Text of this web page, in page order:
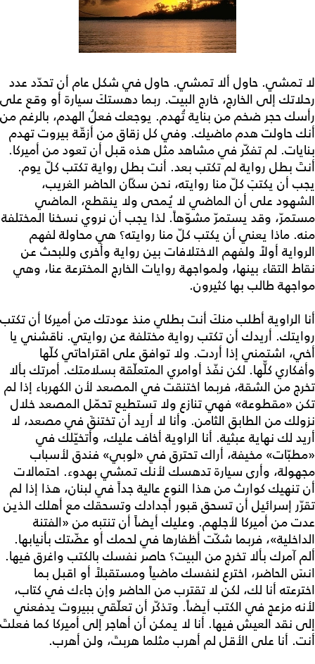
لا تمشي. حاول ألا تمشي. حاول في شكل عام أن تحدّد عدد
رحلاتك إلى الخارج، خارج البيت. ربما دهستكَ سيارة أو وقع على
رأسك حجر ضخم من بناية تُهدم. يوجعك فعلُ الهدم، بالرغم من
أنك حاولت هدم ماضيك. وفي كل زقاق من أزقّة بيروت تهدم
بنايات. لم تفكّر في مشاهد مثل هذه قبل أن تعود من أميركا.
أنتَ بطل رواية لم تكتب بعد. أنت بطل رواية تكتب كلّ يوم.
يجب أن يكتبَ كلّ منا روايته، نحن سكّان الحاضر الغريب،
الشهود على أن الماضي لا يُمحى ولا ينقطع، الماضي
مستمرّ، وقد يستمرّ مشوّهاً. لذا يجب أن نروي نسخنا المختلفة
منه. ماذا يعني أن يكتب كلّ منا روايته؟ هي محاولة لفهم
الرواية أولاً ولفهم الاختلافات بين رواية وأخرى وللبحث عن
نقاط التقاء بينها، ولمواجهة روايات الخارج المخترعة عنا، وهي
مواجهة طالب بها كثيرون.
أنا الراوية أطلب منكَ أنت بطلي منذ عودتك من أميركا أن تكتب
روايتك. أريدك أن تكتب رواية مختلفة عن روايتي. ناقشني يا
أخي، اشتمني إذا أردت. ولا توافق على اقتراحاتي كلّها
وأفكاري كلّّها. لكن نفّذ أوامري المتعلّقة بسلامتك. أمرتك بألا
تخرج من الشقة، فربما اختنقت في المصعد لأن الكهرباء إذا لم
تكن «مقطوعة» فهي تنازع ولا تستطيع تحمّل المصعد خلال
نزولك من الطابق الثامن. وأنا لا أريد أن تختنقَ في مصعد، لا
أريد لك نهاية عبثية. أنا الراوية أخاف عليك، وأتخيّلك في
«مطبّات» مخيفة، أراك تحترق في «لوبي» فندق لأسباب
مجهولة، وأرى سيارة تدهسك لأنك تمشي بهدوء. احتمالات
أن تنهيك كوارث من هذا النوع عالية جداً في لبنان، هذا إذا لم
تقرّر إسرائيل أن تسحق قبور أجدادك وتسحقك مع أهلك الذين
عدت من أميركا لأجلهم. وعليك أيضاً أن تنتبه من «الفتنة
الداخلية»، فربما شكّت أظفارها في لحمك أو عضّتك بأنيابها.
ألم آمرك بألا تخرج من البيت؟ حاصر نفسك بالكتب واغرق فيها.
انسَ الحاضر، اخترع لنفسك ماضياً ومستقبلاً أو اقبل بما
اخترعته أنا لك، لكن لا تقترب من الحاضر وإن جاءك في كتاب،
لأنه مزعج في الكتب أيضاً. وتذكّر أن تعلّقي ببيروت يدفعني
إلى نقد العيش فيها. أنا لا يمكن أن أهاجر إلى أميركا كما فعلتَ
أنت. أنا على الأقل لم أهرب مثلما هربتَ، ولن أهرب.